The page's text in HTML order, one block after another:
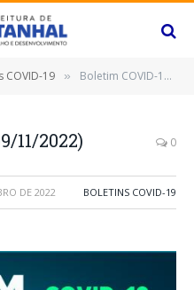
COVID-19 » Boletim COVID-19 (09/11/2022)
11/2022) 0
DE 2022 BOLETINS COVID-19